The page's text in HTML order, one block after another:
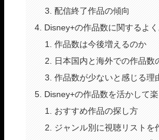
配信終了作品の傾向
Disney+の作品数に関するよ
作品数は今後増えるのか
日本国内と海外での作品数
作品数が少ないと感じる理
Disney+の作品数を活かして
おすすめ作品の探し方
ジャンル別に視聴リストを